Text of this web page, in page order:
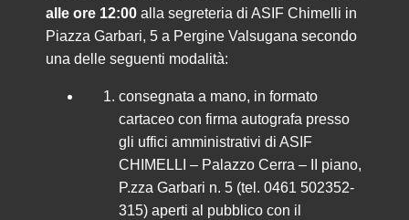
alle ore 12:00 alla segreteria di ASIF Chimelli in
Piazza Garbari, 5 a Pergine Valsugana secondo
una delle seguenti modalità:
consegnata a mano, in formato
cartaceo con firma autografa presso
gli uffici amministrativi di ASIF
CHIMELLI – Palazzo Cerra – II piano,
P.zza Garbari n. 5 (tel. 0461 502352-
315) aperti al pubblico con il